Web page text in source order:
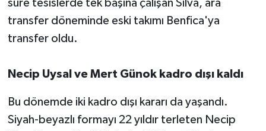
süre tesislerde tek başına çalışan Silva, ara
transfer döneminde eski takımı Benfica'ya
transfer oldu.
Necip Uysal ve Mert Günok kadro dışı kaldı
Bu dönemde iki kadro dışı kararı da yaşandı.
Siyah-beyazlı formayı 22 yıldır terleten Necip